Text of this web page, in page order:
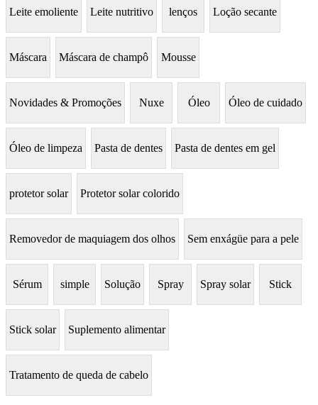
Leite emoliente Leite nutritivo lenços Loção secante
Máscara Máscara de champô Mousse
Novidades & Promoções Nuxe Óleo Óleo de cuidado
Óleo de limpeza Pasta de dentes Pasta de dentes em gel
protetor solar Protetor solar colorido
Removedor de maquiagem dos olhos Sem enxágüe para a pele
Sérum simple Solução Spray Spray solar Stick
Stick solar Suplemento alimentar
Tratamento de queda de cabelo